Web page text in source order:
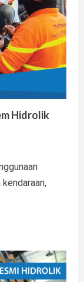
Hidrolik